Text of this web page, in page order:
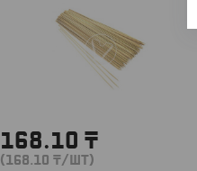
168.10 ₸
(168.10 ₸/ШТ)